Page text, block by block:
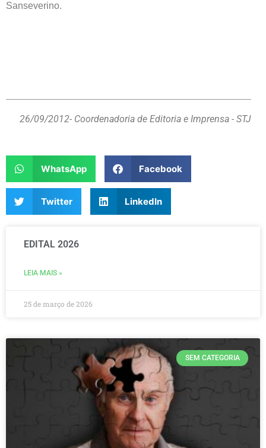
Sanseverino.
26/09/2012- Coordenadoria de Editoria e Imprensa - STJ
WhatsApp Facebook
Twitter LinkedIn
EDITAL 2026
LEIA MAIS »
25 de março de 2026
SEM CATEGORIA